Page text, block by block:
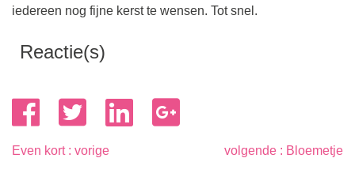
iedereen nog fijne kerst te wensen. Tot snel.
Reactie(s)
Berichtnavigatie
Even kort Bloemetje